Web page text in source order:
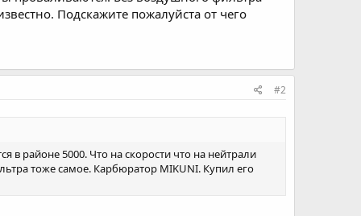
Подскажите пожалуйста от чего
#2
в районе 5000. Что на скорости что на нейтрали
тоже самое. Карбюратор MIKUNI. Купил его